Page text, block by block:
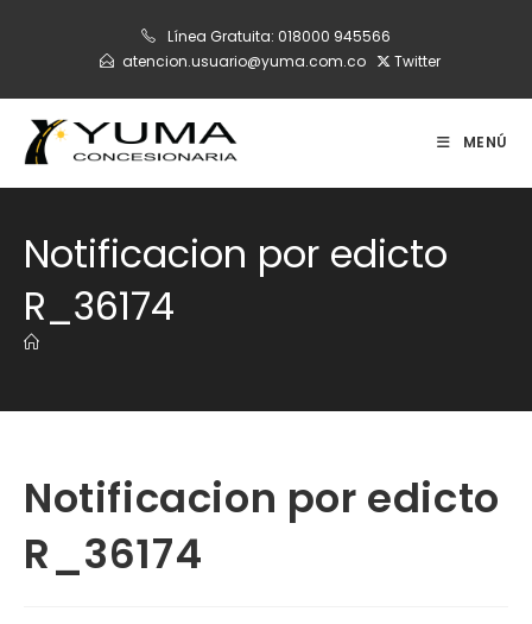
Línea Gratuita: 018000 945566
atencion.usuario@yuma.com.co
Twitter
MENÚ
Notificacion por edicto
R_36174
Notificacion por edicto
R_36174